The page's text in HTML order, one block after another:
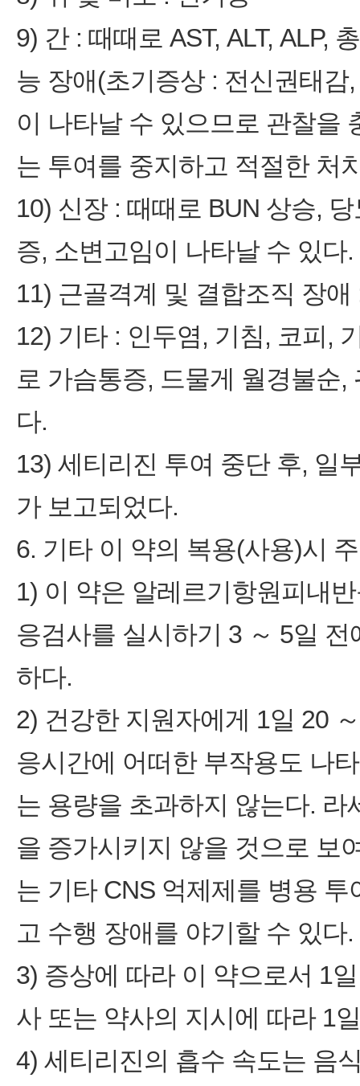
9) 간 : 때때로 AST, ALT, ALP,
능 장애(초기증상 : 전신권태
이 나타날 수 있으므로 관찰을
는 투여를 중지하고 적절한 처
10) 신장 : 때때로 BUN 상승,
증, 소변고임이 나타날 수 있다.
11) 근골격계 및 결합조직 장
12) 기타 : 인두염, 기침, 코피,
로 가슴통증, 드물게 월경불순
다.
13) 세티리진 투여 중단 후, 일
가 보고되었다.
6. 기타 이 약의 복용(사용)시
1) 이 약은 알레르기항원피내
응검사를 실시하기 3 ～ 5일
하다.
2) 건강한 지원자에게 1일 20
응시간에 어떠한 부작용도 나
는 용량을 초과하지 않는다.
을 증가시키지 않을 것으로 보
는 기타 CNS 억제제를 병용
고 수행 장애를 야기할 수 있다.
3) 증상에 따라 이 약으로서 1
사 또는 약사의 지시에 따라 1
4) 세티리진의 흡수 속도는 음